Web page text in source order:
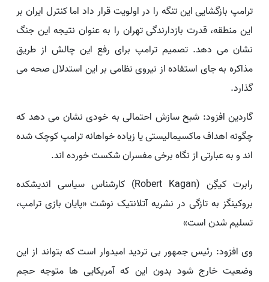
ترامپ بازگشایی این تنگه را در اولویت قرار داد اما کنترل ایران بر
این منطقه، قدرت بازدارندگی تهران را به عنوان نتیجه این جنگ
نشان می دهد. تصمیم ترامپ برای رفع این چالش از طریق
مذاکره به جای استفاده از نیروی نظامی بر این استدلال صحه می
گذارد.
گاردین افزود: شبح سازش احتمالی به خودی نشان می دهد که
چگونه اهداف ماکسیمالیستی یا زیاده خواهانه ترامپ کوچک شده
اند و به عبارتی از نگاه برخی مفسران شکست خورده اند.
رابرت کیگِن (Robert Kagan) کارشناس سیاسی اندیشکده
بروکینگز به تازگی در نشریه آتلانتیک نوشت «پایان بازی ترامپ،
تسلیم شدن است»
وی افزود: رئیس جمهور بی تردید امیدوار است که بتواند از این
وضعیت خارج شود بدون این که آمریکایی ها متوجه حجم